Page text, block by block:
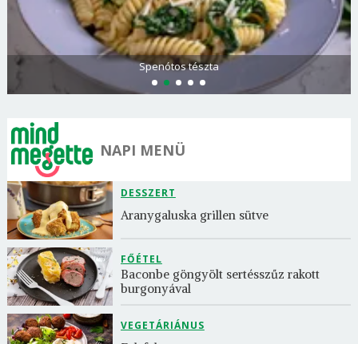
Spenótos tészta
NAPI MENÜ
DESSZERT
Aranygaluska grillen sütve
FŐÉTEL
Baconbe göngyölt sertésszűz rakott
burgonyával
VEGETÁRIÁNUS